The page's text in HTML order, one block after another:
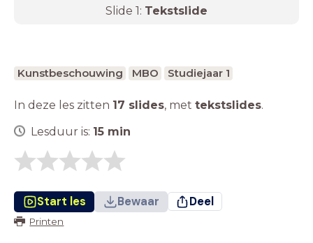
Slide 1: Tekstslide
Kunstbeschouwing MBO Studiejaar 1
In deze les zitten 17 slides, met tekstslides.
Lesduur is: 15 min
Start les Bewaar Deel
Printen